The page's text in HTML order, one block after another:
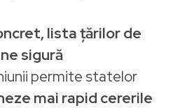
lista țărilor de
sigură
permite statelor
mai rapid cererile